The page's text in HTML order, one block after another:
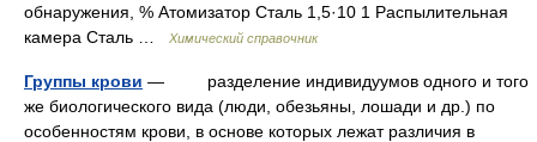
обнаружения, % Атомизатор Сталь 1,5·10 1 Распылительная
камера Сталь …
Химический справочник
Группы крови — разделение индивидуумов одного и того
же биологического вида (люди, обезьяны, лошади и др.) по
особенностям крови, в основе которых лежат различия в